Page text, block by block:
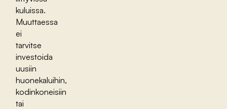
kuluissa.
Muuttaessa
ei
tarvitse
investoida
uusiin
huonekaluihin,
kodinkoneisiin
tai